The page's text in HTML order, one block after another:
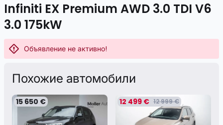
Infiniti EX Premium AWD 3.0 TDI V6
3.0 175kW
Объявление не активно!
Похожие автомобили
15 650 € 12 499 € 12 999 €